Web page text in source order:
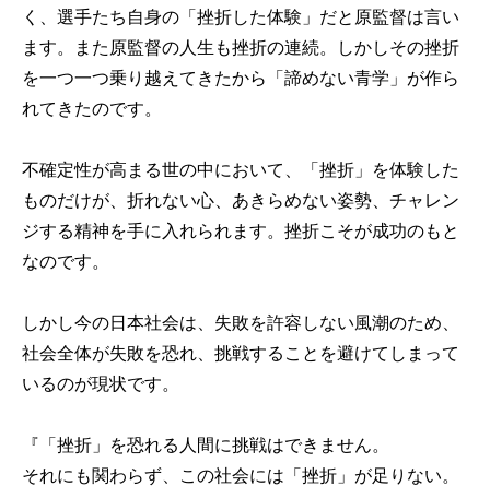
く、選手たち自身の「挫折した体験」だと原監督は言い
ます。また原監督の人生も挫折の連続。しかしその挫折
を一つ一つ乗り越えてきたから「諦めない青学」が作ら
れてきたのです。
不確定性が高まる世の中において、「挫折」を体験した
ものだけが、折れない心、あきらめない姿勢、チャレン
ジする精神を手に入れられます。挫折こそが成功のもと
なのです。
しかし今の日本社会は、失敗を許容しない風潮のため、
社会全体が失敗を恐れ、挑戦することを避けてしまって
いるのが現状です。
『「挫折」を恐れる人間に挑戦はできません。
それにも関わらず、この社会には「挫折」が足りない。